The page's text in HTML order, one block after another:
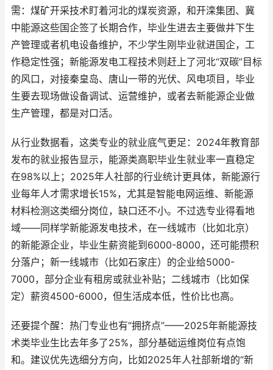
需：煤矿开采技术盯着河北的煤炭资源，和开滦集团、冀
中能源这些国企签了长期合作，毕业生进去主要做井下生
产管理或者机电设备维护，不少学生刚毕业就进国企，工
作稳定性强；新能源发电工程技术则赶上了河北“双碳”目标
的风口，对接秦皇岛、唐山一带的光伏、风电项目，毕业
生要去现场做设备调试、运营维护，或者去新能源企业做
生产管理，都是对口活。
从行业数据看，这类专业的就业底气更足：2024年教育部
发布的就业报告显示，能源类高职毕业生就业率一直稳定
在98%以上；2025年人社部的行业统计更具体，新能源行
业每年人才需求增长15%，尤其是智能电网运维、新能源
材料检测这类细分岗位，缺口还不小。不过选专业得看地
域——同样学新能源发电技术，在一线城市（比如北京）
的新能源企业，毕业生薪资能到6000-8000，还可能攒积
分落户；新一线城市（比如石家庄）的企业给5000-
7000，部分企业有租房或就业补贴；二线城市（比如保
定）薪资4500-6000，但生活成本低，性价比也高。
还要提个醒：热门专业也有“拥挤点”——2025年新能源技
术类毕业生比去年多了25%，部分基础运维岗位有点饱
和。建议优先选细分方向，比如2025年人社部新增的“新